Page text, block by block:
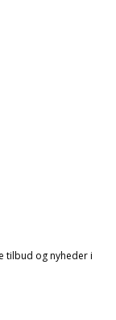
tilbud og nyheder i